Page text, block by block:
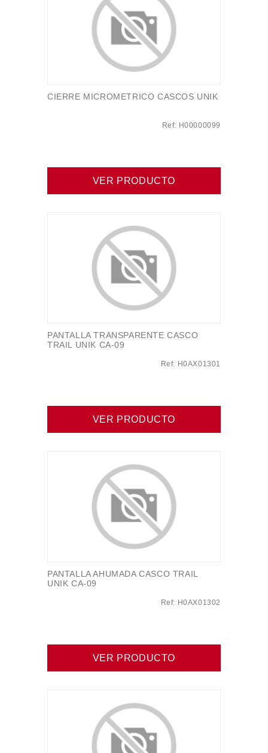
CIERRE MICROMETRICO CASCOS UNIK
Ref: H00000099
VER PRODUCTO
PANTALLA TRANSPARENTE CASCO
TRAIL UNIK CA-09
Ref: H0AX01301
VER PRODUCTO
PANTALLA AHUMADA CASCO TRAIL
UNIK CA-09
Ref: H0AX01302
VER PRODUCTO